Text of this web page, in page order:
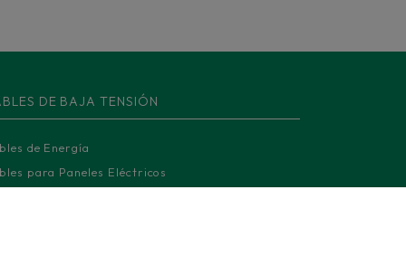
DE BAJA TENSIÓN
de Energía
para Paneles Eléctricos